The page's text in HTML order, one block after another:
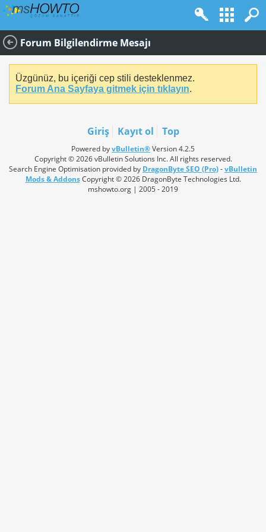
Forum Bilgilendirme Mesajı
Üzgünüz, bu içeriği cep stili desteklenmez.
Forum Ana Sayfaya gitmek için tıklayın.
Giriş Kayıt ol Top
Powered byvBulletin®Version 4.2.5
Copyright © 2026 vBulletin Solutions Inc. All rights reserved.
Search Engine Optimisation provided by DragonByte SEO (Pro)-vBulletin
Mods & AddonsCopyright © 2026 DragonByte Technologies Ltd.
mshowto.org | 2005 - 2019